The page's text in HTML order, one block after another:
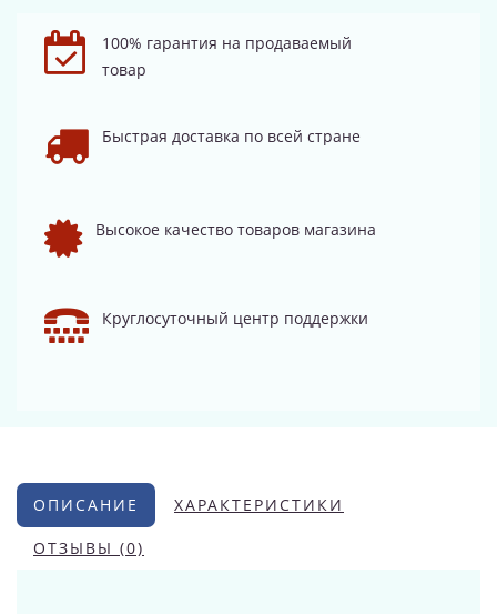
100% гарантия на продаваемый
товар
Быстрая доставка по всей стране
Высокое качество товаров магазина
Круглосуточный центр поддержки
ОПИСАНИЕ ХАРАКТЕРИСТИКИ
ОТЗЫВЫ (0)